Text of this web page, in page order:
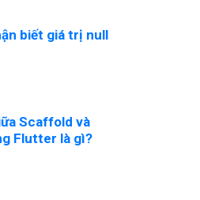
biết giá trị null
Scaffold và
Flutter là gì?